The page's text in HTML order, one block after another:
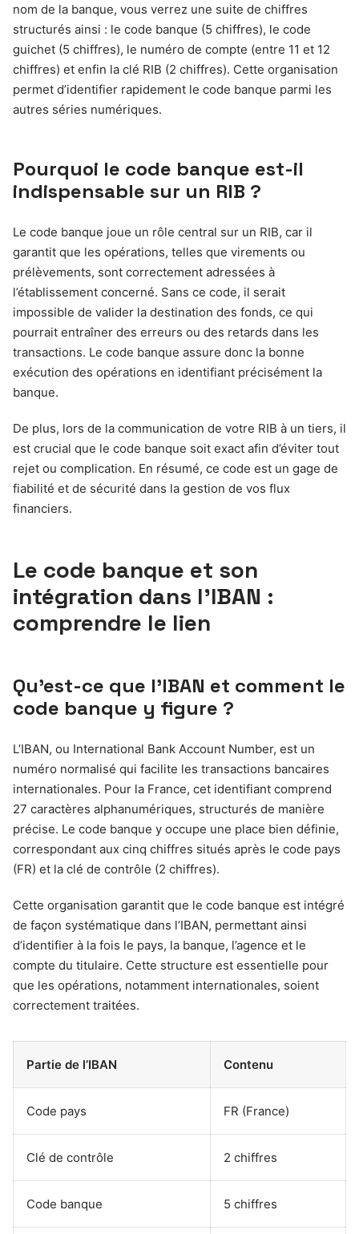
nom de la banque, vous verrez une suite de chiffres
structurés ainsi : le code banque (5 chiffres), le code
guichet (5 chiffres), le numéro de compte (entre 11 et 12
chiffres) et enfin la clé RIB (2 chiffres). Cette organisation
permet d’identifier rapidement le code banque parmi les
autres séries numériques.
Pourquoi le code banque est-il
indispensable sur un RIB ?
Le code banque joue un rôle central sur un RIB, car il
garantit que les opérations, telles que virements ou
prélèvements, sont correctement adressées à
l’établissement concerné. Sans ce code, il serait
impossible de valider la destination des fonds, ce qui
pourrait entraîner des erreurs ou des retards dans les
transactions. Le code banque assure donc la bonne
exécution des opérations en identifiant précisément la
banque.
De plus, lors de la communication de votre RIB à un tiers, il
est crucial que le code banque soit exact afin d’éviter tout
rejet ou complication. En résumé, ce code est un gage de
fiabilité et de sécurité dans la gestion de vos flux
financiers.
Le code banque et son
intégration dans l’IBAN :
comprendre le lien
Qu’est-ce que l’IBAN et comment le
code banque y figure ?
L’IBAN, ou International Bank Account Number, est un
numéro normalisé qui facilite les transactions bancaires
internationales. Pour la France, cet identifiant comprend
27 caractères alphanumériques, structurés de manière
précise. Le code banque y occupe une place bien définie,
correspondant aux cinq chiffres situés après le code pays
(FR) et la clé de contrôle (2 chiffres).
Cette organisation garantit que le code banque est intégré
de façon systématique dans l’IBAN, permettant ainsi
d’identifier à la fois le pays, la banque, l’agence et le
compte du titulaire. Cette structure est essentielle pour
que les opérations, notamment internationales, soient
correctement traitées.
Partie de l’IBAN Contenu
Code pays FR (France)
Clé de contrôle 2 chiffres
Code banque 5 chiffres